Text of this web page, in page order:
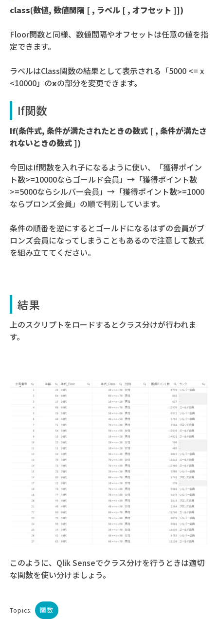
class(数値, 数値間隔 [ , ラベル [ , オフセット ]])
Floor関数と同様、数値間隔やオフセットは任意の値を指
定できます。
ラベルはClass関数の結果として表示される「5000 <= x
<10000」のxの部分を変更できます。
If関数
If(条件式, 条件が満たされたときの数式 [ , 条件が満たさ
れないときの数式 ])
今回はIf関数を入れ子になるように使い、「獲得ポイン
ト数>=10000ならゴールド会員」→「獲得ポイント数
>=5000ならシルバー会員」→「獲得ポイント数>=1000
ならブロンズ会員」の順で判別しています。
条件の順番を逆にするとゴールドになるはずの会員がブ
ロンズ会員になってしまうこともあるので注意して数式
を組み立ててください。
結果
上のスクリプトをロードするとクラス分けが行われま
す。
このように、Qlik Senseでクラス分けを行うときは適切
な関数を使い分けましょう。
Topics: 関数